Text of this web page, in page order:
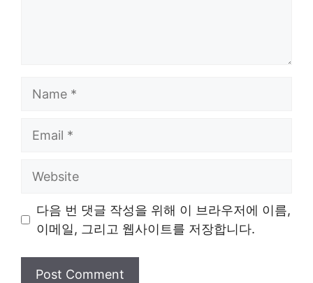
Name
Email
Website
다음 번 댓글 작성을 위해 이 브라우저에 이름,
이메일, 그리고 웹사이트를 저장합니다.